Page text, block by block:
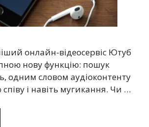
онлайн-відеосервіс Ютуб
нову функцію: пошук
одним словом аудіоконтенту
і навіть мугикання. Чи …